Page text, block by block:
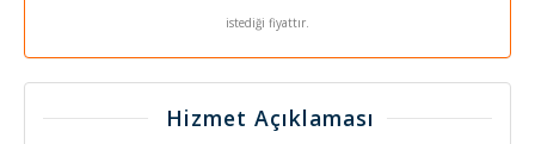
istediği fiyattır.
Hizmet Açıklaması